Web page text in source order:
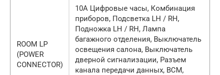
ROOM LP
(POWER
CONNECTOR)
10А Цифровые часы, Комбинация
приборов, Подсветка LH / RH,
Подножка LH / RH, Лампа
багажного отделения, Выключатель
освещения салона, Выключатель
дверной сигнализации, Разъем
канала передачи данных, BCM,